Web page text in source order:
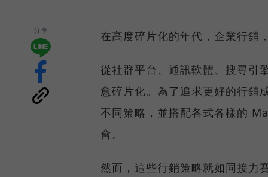
分享 在高度碎片化的年代，企業行銷
從社群平台、通訊軟體、搜尋引
愈碎片化。為了追求更好的行銷
不同策略，並搭配各式各樣的
會。
然而，這些行銷策略就如同接力